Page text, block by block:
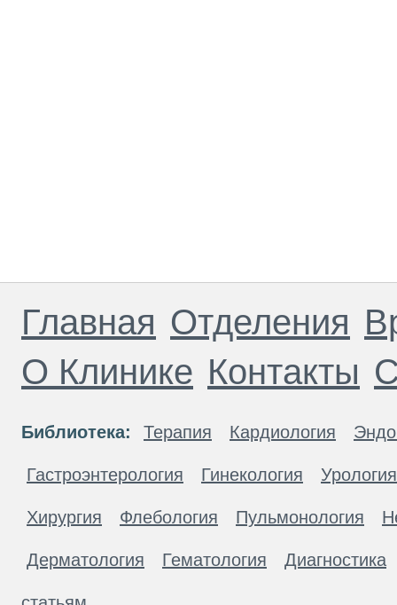
Главная Отделения
О Клинике Контакты
Библиотека: Терапия Кардиология
Гастроэнтерология Гинекология Урология
Хирургия Флебология Пульмонология
Дерматология Гематология Диагностика